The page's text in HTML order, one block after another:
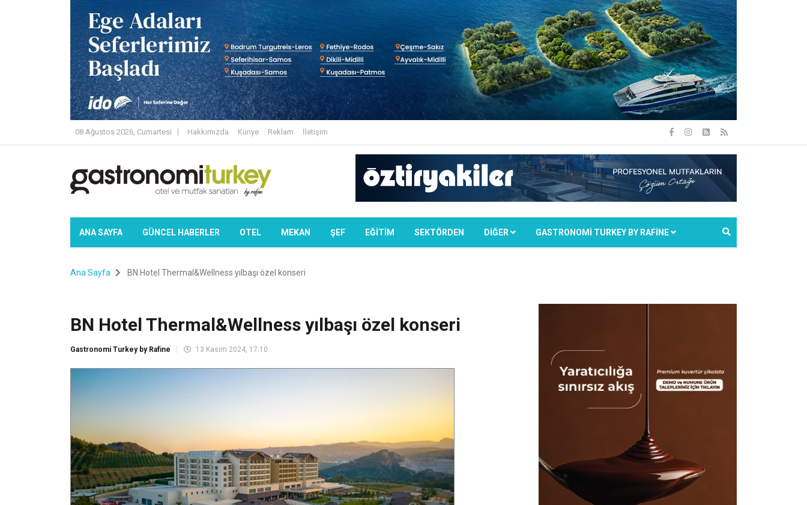
08 Ağustos 2026, Cumartesi Hakkımızda Künye Reklam İletişim
ANA SAYFA GÜNCEL HABERLER OTEL MEKAN ŞEF EĞİTİM SEKTÖRDEN DIĞER GASTRONOMİ TURKEY BY RAFİNE
Ana Sayfa BN Hotel Thermal&Wellness yılbaşı özel konseri
BN Hotel Thermal&Wellness yılbaşı özel konseri
Gastronomi Turkey by Rafine 13 Kasım 2024, 17:10